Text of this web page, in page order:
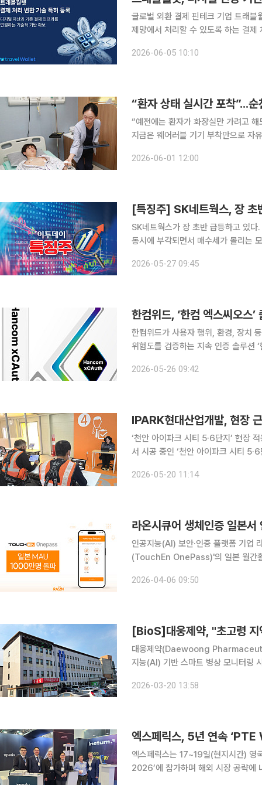
글로벌 외환 결제 핀테크 기업 트래
제망에서 처리할 수 있도록 하는 결제 처
라 여러 형태의 디지털 코드와 무선
2026-06-05 10:10
“환자 상태 실시간 포착”...
“예전에는 환자가 화장실만 가려고
지금은 웨어러블 기기 부착만으로 자
들은 스마트 병상 모니터링 시스템 ‘
2026-06-01 12:00
[특징주] SK네트웍스, 장
SK네트웍스가 장 초반 급등하고 있
동시에 부각되면서 매수세가 몰리는 모습이다. 27일 오전 9시40분 SK네트웍
존 렌털·호텔·정보통신 사업을 넘어
2026-05-27 09:45
한컴위드, ‘한컴 엑스씨오스
한컴위드가 사용자 행위, 환경, 장치
위험도를 검증하는 지속 인증 솔루
션이다. 물리적 맥락(실내외 위치, 주
2026-05-26 09:42
IPARK현대산업개발, 현장
‘천안 아이파크 시티 5·6단지’ 현장 적용 IPARK현대산업개발은 충남 천안시 서북구 성성동
서 시공 중인 ‘천안 아이파크 시티
하던 기존 안전·보건 관리 방식을 디
2026-05-20 11:14
인공지능(AI) 보안·인증 플랫폼 기업
(TouchEn OnePass)'의 일본 월간
한 본인인증을 지원한다. 이용자 증가
2026-04-06 09:50
[BioS]대웅제약, "초고령 지
대웅제약(Daewoong
지능(AI) 기반 스마트 병상 모니터링
태를 24시간 실시간으로 모니터링할
2026-03-20 13:58
엑스페릭스는 17~19일(현지시간) 영
2026’에 참가하며 해외 시장 공략에 나선다고 19일